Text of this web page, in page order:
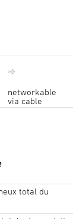
networkable
via cable
total du